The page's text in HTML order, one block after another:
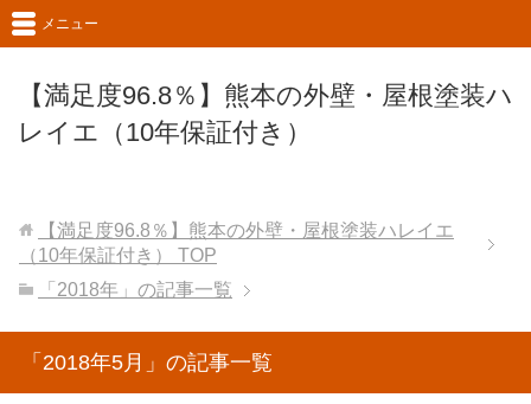
【満足度96.8％】熊本の外壁・屋根塗装ハ
レイエ（10年保証付き）
メニュー
【満足度96.8％】熊本の外壁・屋根塗装ハレイエ
（10年保証付き）
TOP
「2018年」の記事一覧
「2018年5月」の記事一覧